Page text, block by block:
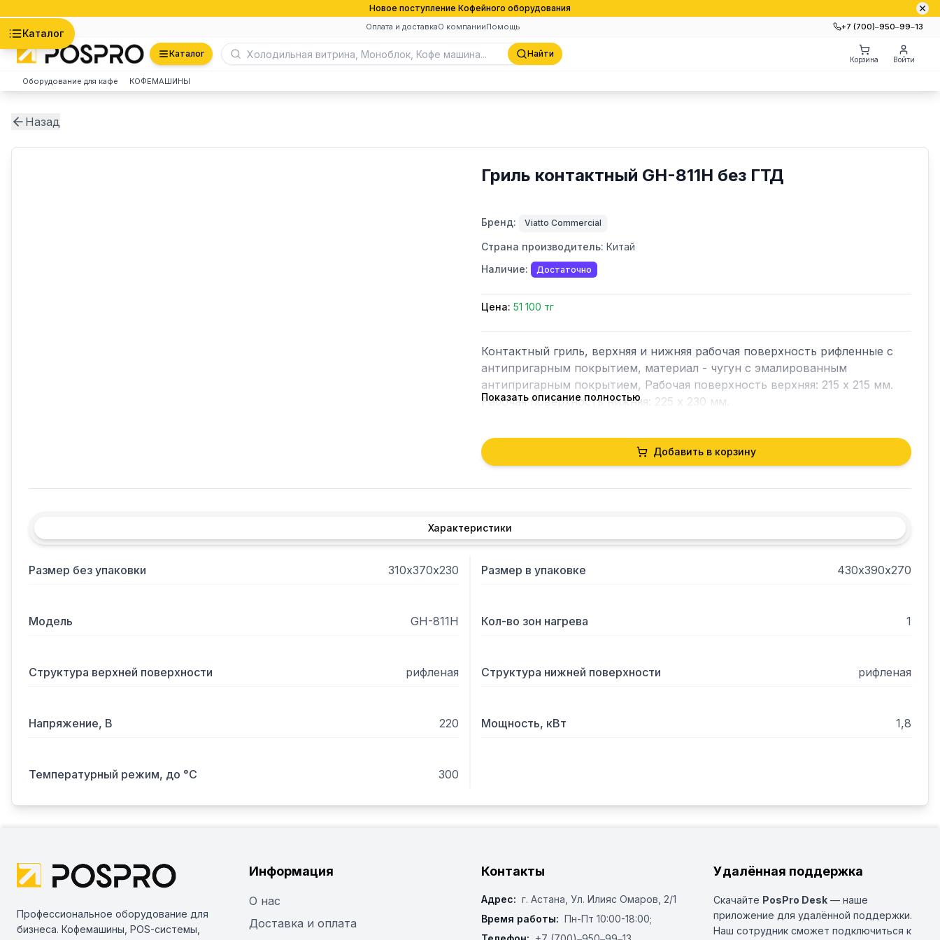
Новое поступление Кофейного оборудования
Оплата и доставкаО компанииПомощь +7 (700)‒950‒99‒13
Каталог
Каталог Найти
Корзина Войти
Оборудование для кафе КОФЕМАШИНЫ
Назад
Гриль контактный GH-811H без ГТД
Бренд: Viatto Commercial
Страна производитель: Китай
Наличие:
Достаточно
Цена: 51 100 тг
Контактный гриль, верхняя и нижняя рабочая поверхность рифленные с
антипригарным покрытием, материал - чугун с эмалированным
антипригарным покрытием, Рабочая поверхность верхняя: 215 x 215 мм.
Показать описание полностью
Добавить в корзину
Характеристики
Размер без упаковки 310х370х230 Размер в упаковке 430х390х270
Модель GH-811H Кол-во зон нагрева 1
Структура верхней поверхности рифленая Структура нижней поверхности рифленая
Напряжение, В 220 Мощность, кВт 1,8
Температурный режим, до °С 300
Профессиональное оборудование для
бизнеса. Кофемашины, POS-системы,
Информация
О нас
Доставка и оплата
Контакты
Адрес: г. Астана, ​Ул. Илияс Омаров, 2/1
Время работы: Пн-Пт 10:00-18:00;
Удалённая поддержка
Скачайте PosPro Desk — наше
приложение для удалённой поддержки.
Наш сотрудник сможет подключиться к